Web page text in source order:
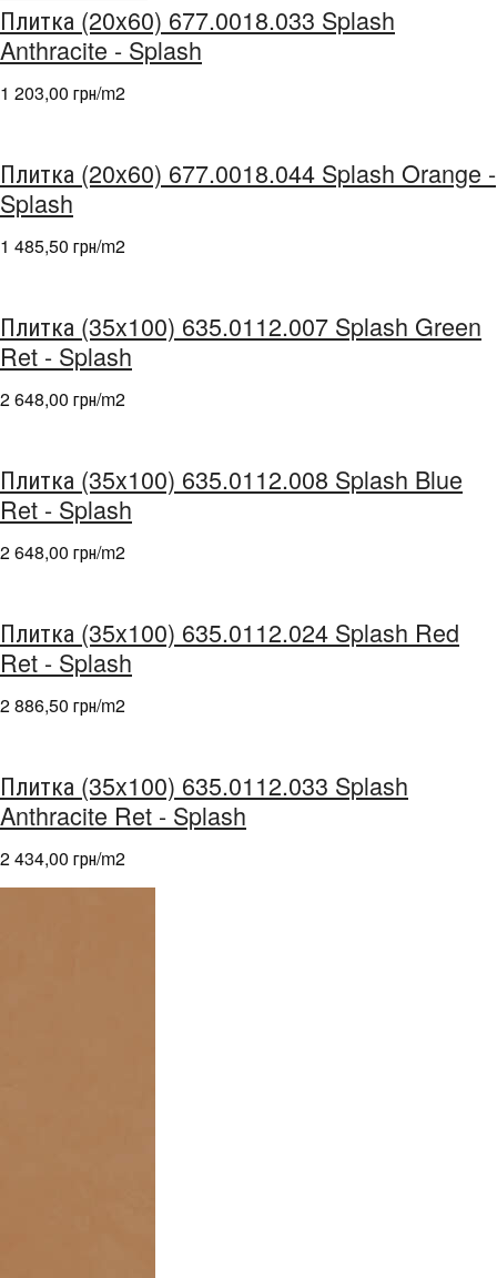
Плитка (20x60) 677.0018.033 Splash
Anthracite - Splash
1 203,00 грн/m2
Плитка (20x60) 677.0018.044 Splash Orange -
Splash
1 485,50 грн/m2
Плитка (35x100) 635.0112.007 Splash Green
Ret - Splash
2 648,00 грн/m2
Плитка (35x100) 635.0112.008 Splash Blue
Ret - Splash
2 648,00 грн/m2
Плитка (35x100) 635.0112.024 Splash Red
Ret - Splash
2 886,50 грн/m2
Плитка (35x100) 635.0112.033 Splash
Anthracite Ret - Splash
2 434,00 грн/m2